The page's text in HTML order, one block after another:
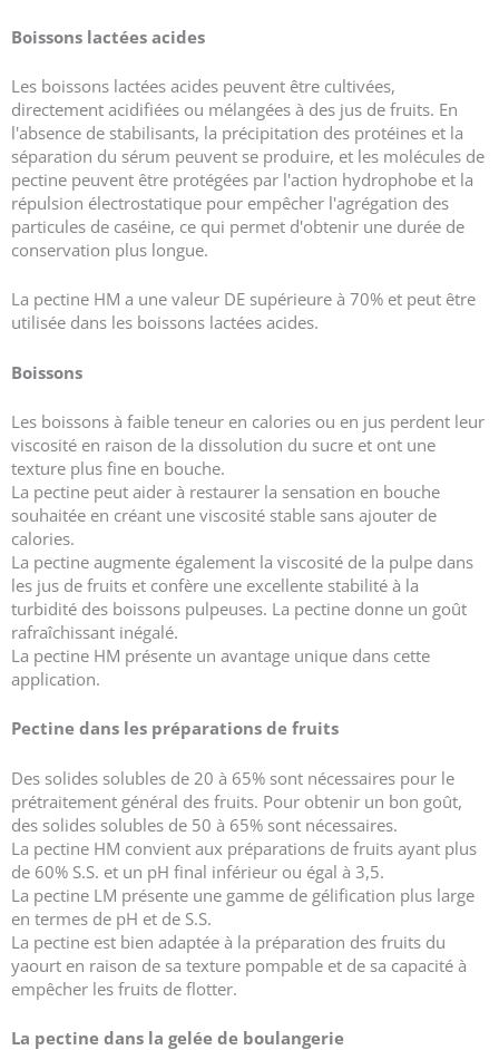
Boissons lactées acides
Les boissons lactées acides peuvent être cultivées,
directement acidifiées ou mélangées à des jus de fruits. En
l'absence de stabilisants, la précipitation des protéines et la
séparation du sérum peuvent se produire, et les molécules de
pectine peuvent être protégées par l'action hydrophobe et la
répulsion électrostatique pour empêcher l'agrégation des
particules de caséine, ce qui permet d'obtenir une durée de
conservation plus longue.
La pectine HM a une valeur DE supérieure à 70% et peut être
utilisée dans les boissons lactées acides.
Boissons
Les boissons à faible teneur en calories ou en jus perdent leur
viscosité en raison de la dissolution du sucre et ont une
texture plus fine en bouche.
La pectine peut aider à restaurer la sensation en bouche
souhaitée en créant une viscosité stable sans ajouter de
calories.
La pectine augmente également la viscosité de la pulpe dans
les jus de fruits et confère une excellente stabilité à la
turbidité des boissons pulpeuses. La pectine donne un goût
rafraîchissant inégalé.
La pectine HM présente un avantage unique dans cette
application.
Pectine dans les préparations de fruits
Des solides solubles de 20 à 65% sont nécessaires pour le
prétraitement général des fruits. Pour obtenir un bon goût,
des solides solubles de 50 à 65% sont nécessaires.
La pectine HM convient aux préparations de fruits ayant plus
de 60% S.S. et un pH final inférieur ou égal à 3,5.
La pectine LM présente une gamme de gélification plus large
en termes de pH et de S.S.
La pectine est bien adaptée à la préparation des fruits du
yaourt en raison de sa texture pompable et de sa capacité à
empêcher les fruits de flotter.
La pectine dans la gelée de boulangerie